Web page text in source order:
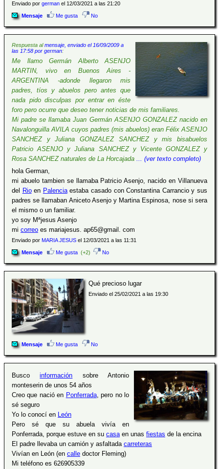
Enviado por german el 12/03/2021 a las 21:20
Mensaje Me gusta No
Respuesta almensaje, enviado el 16/09/2009 a
las 17:58 por german:
Me llamo Germán Alberto ASENJO
MARTIN, vivo en Buenos Aires -
ARGENTINA -adonde llegaron mis
padres, tíos y abuelos pero antes que
nada pido disculpas por entrar en éste
foro pero ocurre que deseo tener noticias de mis familiares.
Mi padre se llamaba Juan Germán ASENJO GONZALEZ nacido en
Navalonguilla AVILA cuyos padres (mis abuelos) eran Félix ASENJO
SANCHEZ y Juliana GONZALEZ SANCHEZ y mis bisabuelos
Patricio ASENJO y Juliana SANCHEZ y Vicente GONZALEZ y
Rosa SANCHEZ naturales de La Horcajada ... (ver texto completo)
hola German,
mi abuelo tambien se llamaba Patricio Asenjo, nacido en Villanueva
del
Rioen Palenciaestaba casado con Constantina Carrancio y sus
padres se llamaban Aniceto Asenjo y Martina Espinosa, nose si sera
el mismo o un familiar.
yo soy Mªjesus Asenjo
mi correo es mariajesus. ap65@gmail. com
Enviado por MARIA JESUS el 12/03/2021 a las 11:31
Mensaje Me gusta (+2) No
Qué precioso lugar
Enviado el 25/02/2021 a las 19:30
Mensaje Me gusta No
Buscoinformación sobre Antonio
monteserin de unos 54 años
Creo que nació en Ponferrada, pero no lo
sé seguro
Yo lo conocí en León
Pero sé que su abuela vivía en
Ponferrada, porque estuve en su casaen unas fiestas de la encina
El padre llevaba un camión y asfaltada carreteras
Vivían en León (en calle doctor Fleming)
Mi teléfono es 626905339